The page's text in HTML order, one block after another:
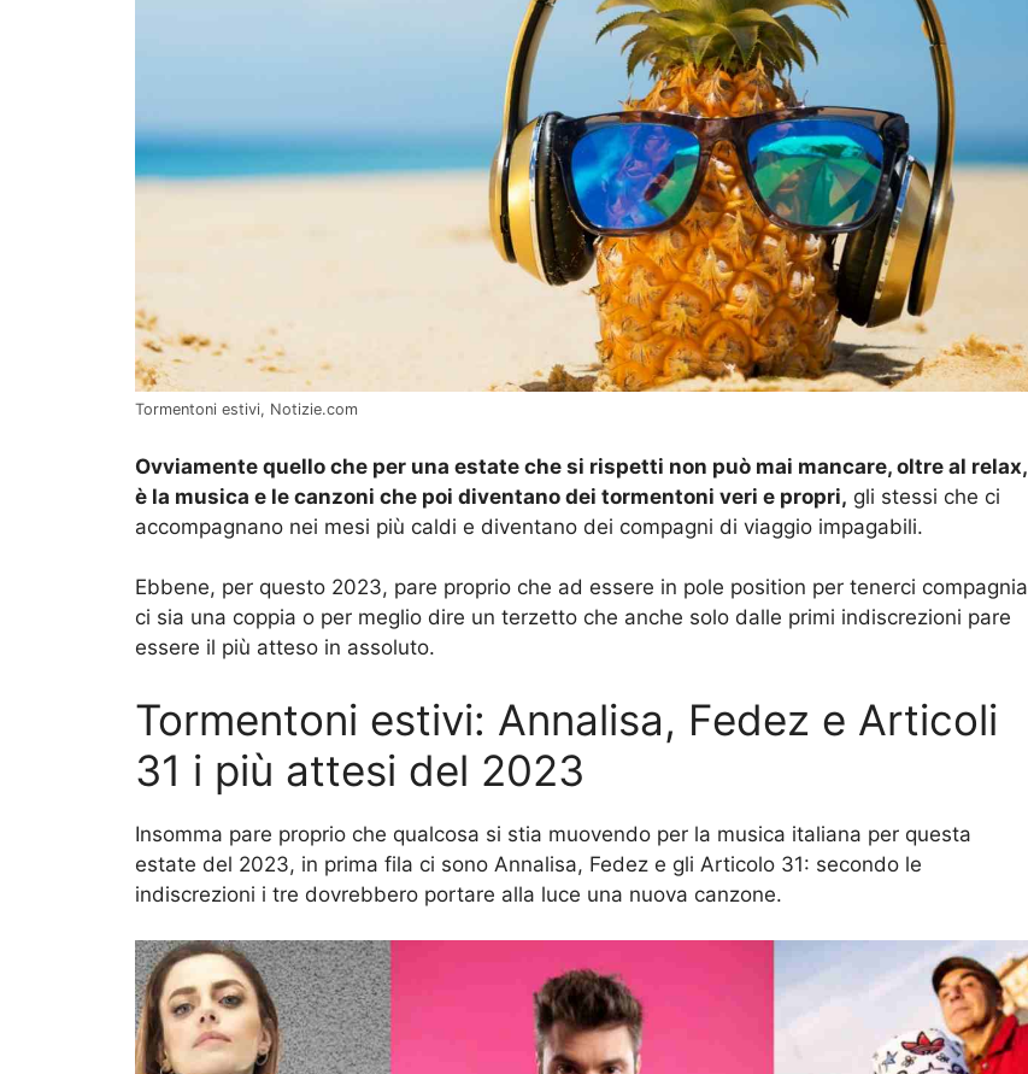
Tormentoni estivi, Notizie.com
Ovviamente quello che per una estate che si rispetti non può mai mancare, oltre al relax,
è la musica e le canzoni che poi diventano dei tormentoni veri e propri, gli stessi che ci
accompagnano nei mesi più caldi e diventano dei compagni di viaggio impagabili.
Ebbene, per questo 2023, pare proprio che ad essere in pole position per tenerci compagnia
ci sia una coppia o per meglio dire un terzetto che anche solo dalle primi indiscrezioni pare
essere il più atteso in assoluto.
Tormentoni estivi: Annalisa, Fedez e Articoli
31 i più attesi del 2023
Insomma pare proprio che qualcosa si stia muovendo per la musica italiana per questa
estate del 2023, in prima fila ci sono Annalisa, Fedez e gli Articolo 31: secondo le
indiscrezioni i tre dovrebbero portare alla luce una nuova canzone.